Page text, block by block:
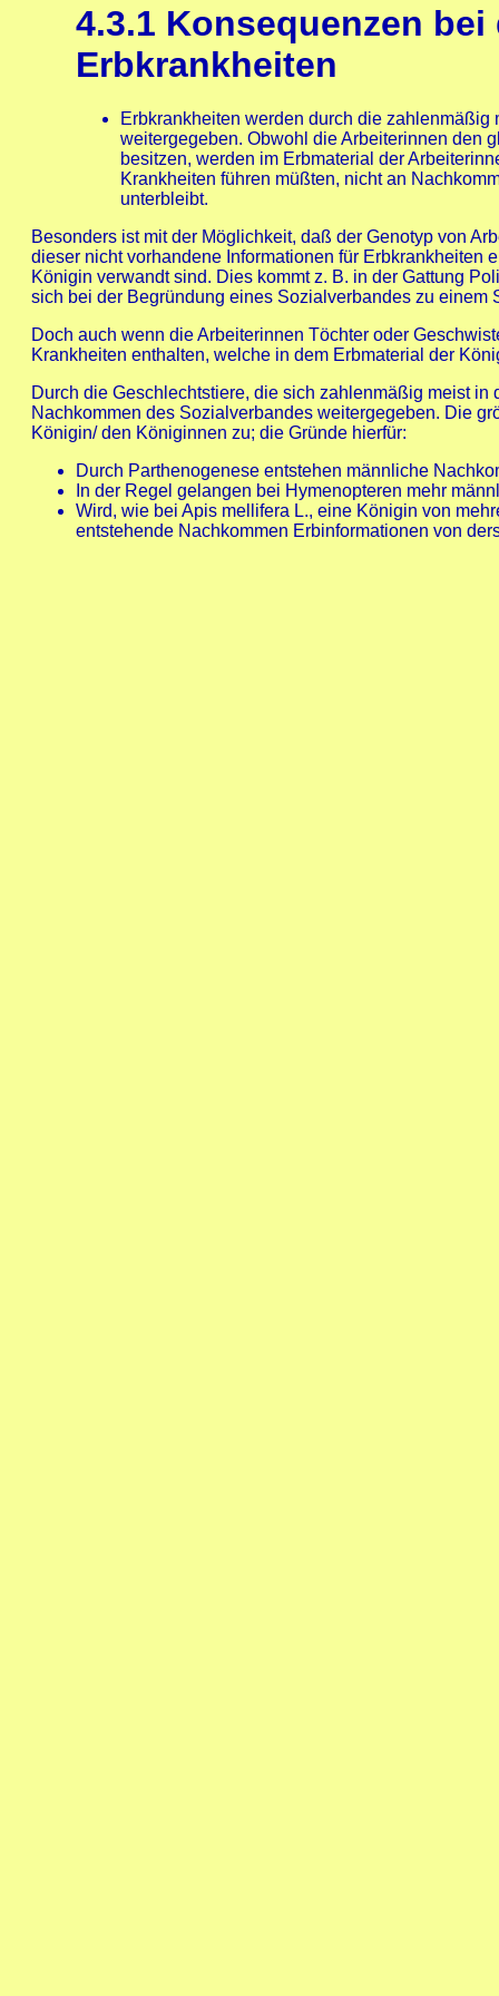
4.3.1 Konsequenzen
Erbkrankheiten
Erbkrankheiten werden durch die
weitergegeben. Obwohl die Arbeiterinnen den
besitzen, werden im Erbmaterial der
Krankheiten führen müßten, nicht an
unterbleibt.
Besonders ist mit der Möglichkeit, daß der Genotyp von
dieser nicht vorhandene Informationen für Erbkrankheiten
Königin verwandt sind. Dies kommt z. B. in der Gattung
sich bei der Begründung eines Sozialverbandes zu einem
Doch auch wenn die Arbeiterinnen Töchter oder
Krankheiten enthalten, welche in dem Erbmaterial der
Durch die Geschlechtstiere, die sich zahlenmäßig meist
Nachkommen des Sozialverbandes weitergegeben. Die
Königin/ den Königinnen zu; die Gründe hierfür:
Durch Parthenogenese entstehen männliche
In der Regel gelangen bei Hymenopteren mehr
Wird, wie bei Apis mellifera L., eine Königin von
entstehende Nachkommen Erbinformationen von